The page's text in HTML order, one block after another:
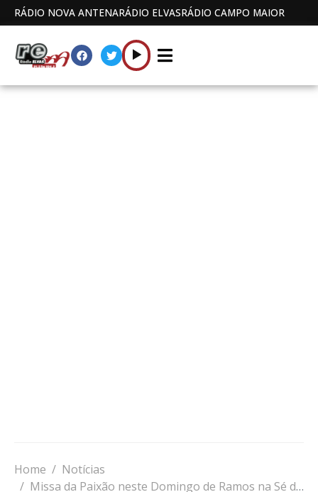
RÁDIO NOVA ANTENARÁDIO ELVASRÁDIO CAMPO MAIOR
Home
Notícias
Missa da Paixão neste Domingo de Ramos na Sé de Elvas